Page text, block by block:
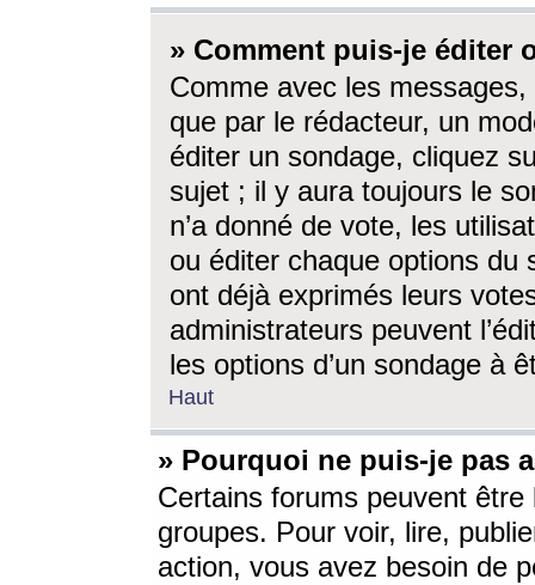
» Comment puis-je éditer
Comme avec les
que par le rédacteur, un
éditer un sondage, cliquez
sujet ; il y aura toujours le
n’a donné de vote, les
ou éditer chaque options du
ont déjà exprimés leurs
administrateurs peuvent
les options d’un sondage à
Haut
» Pourquoi ne puis-je pas
Certains forums peuvent être
groupes. Pour voir, lire,
action, vous avez besoin de